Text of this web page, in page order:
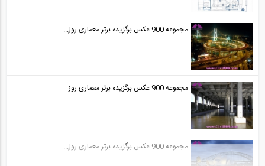
مجموعه 900 عکس برگزیده برتر معماری روز...
مجموعه 900 عکس برگزیده برتر معماری روز...
مجموعه 900 عکس برگزیده برتر معماری روز...